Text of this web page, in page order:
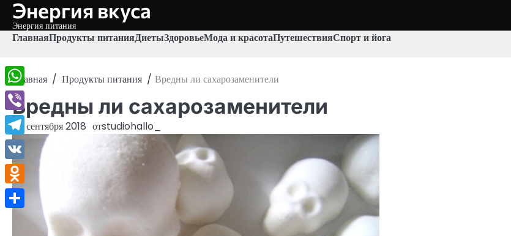
Перейти
содержимому
Энергия вкуса
Энергия питания
ГлавнаяПродукты питанияДиетыЗдоровьеМода и красотаПутешествияСпорт и йога
Главная Продукты питания Вредны ли сахарозаменители
Вредны ли сахарозаменители
20 сентября 2018 отstudiohallo_
WhatsApp
Viber
Telegram
VK
Odnoklassniki
Отправить